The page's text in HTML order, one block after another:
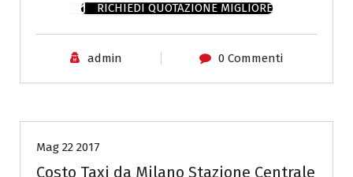
RICHIEDI QUOTAZIONE MIGLIORE
admin 0 Commenti
Mag 22 2017
Costo Taxi da Milano Stazione Centrale